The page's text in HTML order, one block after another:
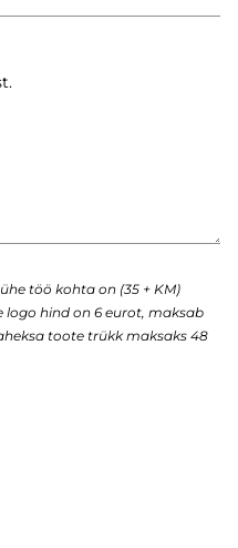
töö kohta on (35 + KM)
logo hind on 6 eurot, maksab
toote trükk maksaks 48